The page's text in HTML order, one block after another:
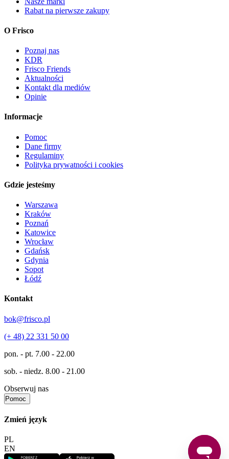
Rabat na pierwsze zakupy
O Frisco
Poznaj nas
KDR
Frisco Friends
Aktualności
Kontakt dla mediów
Opinie
Informacje
Pomoc
Dane firmy
Regulaminy
Polityka prywatności i cookies
Gdzie jesteśmy
Warszawa
Kraków
Poznań
Katowice
Wrocław
Gdańsk
Gdynia
Sopot
Łódź
Kontakt
bok@frisco.pl
(+ 48) 22 331 50 00
pon. - pt. 7.00 - 22.00
sob. - niedz. 8.00 - 21.00
Obserwuj nas
Pomoc
Zmień język
PL
EN